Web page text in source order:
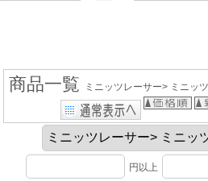
商品一覧 ミニッツレーサー> ミニッ
円以上